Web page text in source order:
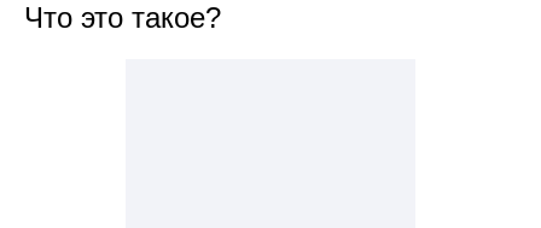
Что это такое?